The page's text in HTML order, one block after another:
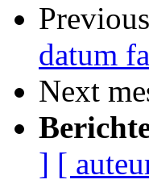
datum
Next
] [